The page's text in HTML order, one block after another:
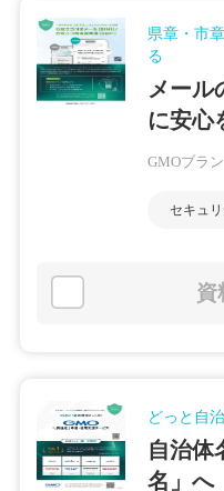
県章・市
る
メール
に安心
GMOブラ
セキュ
資
どっと自
自治体
名」へ